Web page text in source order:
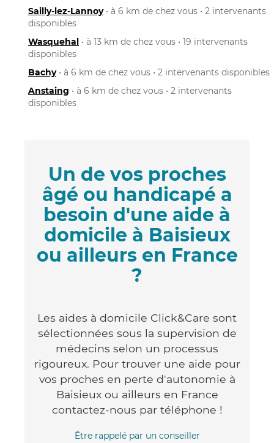
Sailly-lez-Lannoy• à 6 km de chez vous • 2 intervenants
disponibles
Wasquehal • à 13 km de chez vous • 19 intervenants
disponibles
Bachy• à 6 km de chez vous • 2 intervenants disponibles
Anstaing • à 6 km de chez vous • 2 intervenants
disponibles
Un de vos proches
âgé ou handicapé a
besoin d'une aide à
domicile à Baisieux
ou ailleurs en France
?
Les aides à domicile Click&Care sont
sélectionnées sous la supervision de
médecins selon un processus
rigoureux. Pour trouver une aide pour
vos proches en perte d'autonomie à
Baisieux ou ailleurs en France
contactez-nous par téléphone !
Être rappelé par un conseiller